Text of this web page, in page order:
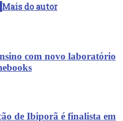
Mais do autor
com novo laboratório
de Ibiporã é finalista em